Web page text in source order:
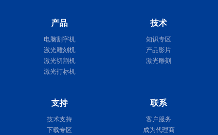
产品
电脑割字机
激光雕刻机
激光切割机
激光打标机
技术
知识专区
产品影片
激光雕刻
支持
技术支持
下载专区
联系
客户服务
成为代理商